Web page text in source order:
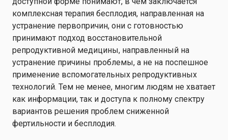
комплексная терапия бесплодия, направленная на
устранение первопричин, они с готовностью
принимают подход восстановительной
репродуктивной медицины, направленный на
устранение причины проблемы, а не на поспешное
применение вспомогательных репродуктивных
технологий. Тем не менее, многим людям не хватает
как информации, так и доступа к полному спектру
вариантов решения проблем сниженной
фертильности и бесплодия.